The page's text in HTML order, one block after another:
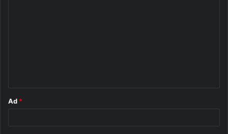
Ad *